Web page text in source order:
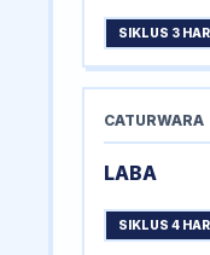
SIKLUS 3 HARI
CATURWARA
LABA
SIKLUS 4 HARI